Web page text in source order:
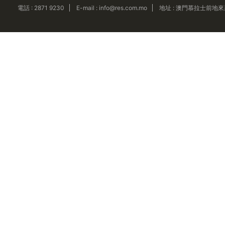
電話 : 2871 9230 E-mail : info@res.com.mo 地址 : 澳門慕拉士前地